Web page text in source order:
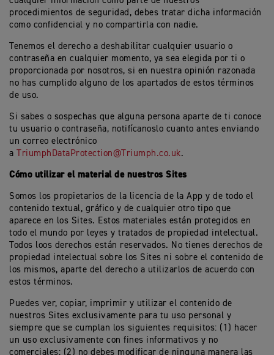
procedimientos de seguridad, debes tratar dicha información
como confidencial y no compartirla con nadie.
Tenemos el derecho a deshabilitar cualquier usuario o
contraseña en cualquier momento, ya sea elegida por ti o
proporcionada por nosotros, si en nuestra opinión razonada
no has cumplido alguno de los apartados de estos términos
de uso.
Si sabes o sospechas que alguna persona aparte de ti conoce
tu usuario o contraseña, notifícanoslo cuanto antes enviando
un correo electrónico
a
TriumphDataProtection@Triumph.co.uk.
Cómo utilizar el material de nuestros Sites
Somos los propietarios de la licencia de la App y de todo el
contenido textual, gráfico y de cualquier otro tipo que
aparece en los Sites. Estos materiales están protegidos en
todo el mundo por leyes y tratados de propiedad intelectual.
Todos loos derechos están reservados. No tienes derechos de
propiedad intelectual sobre los Sites ni sobre el contenido de
los mismos, aparte del derecho a utilizarlos de acuerdo con
estos términos.
Puedes ver, copiar, imprimir y utilizar el contenido de
nuestros Sites exclusivamente para tu uso personal y
siempre que se cumplan los siguientes requisitos: (1) hacer
un uso exclusivamente con fines informativos y no
comerciales; (2) no debes modificar de ninguna manera las